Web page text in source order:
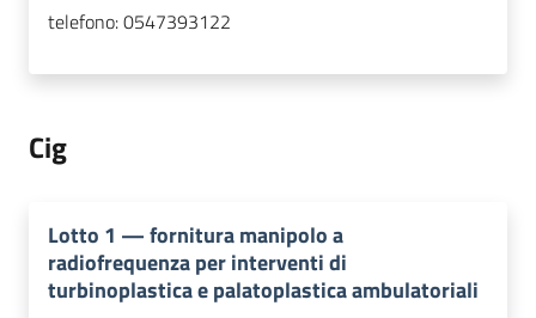
telefono:0547393122
Cig
Lotto 1 —fornitura manipolo a
radiofrequenza per interventi di
turbinoplastica e palatoplastica ambulatoriali